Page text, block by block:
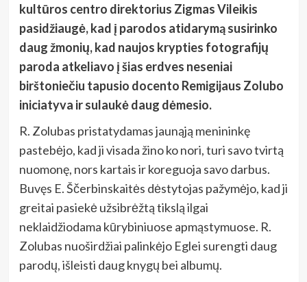
kultūros centro direktorius Zigmas Vileikis
pasidžiaugė, kad į parodos atidarymą susirinko
daug žmonių, kad naujos krypties fotografijų
paroda atkeliavo į šias erdves neseniai
birštoniečiu tapusio docento Remigijaus Zolubo
iniciatyva ir sulaukė daug dėmesio.
R. Zolubas pristatydamas jaunąją menininkę
pastebėjo, kad ji visada žino ko nori, turi savo tvirtą
nuomonę, nors kartais ir koreguoja savo darbus.
Buvęs E. Ščerbinskaitės dėstytojas pažymėjo, kad ji
greitai pasiekė užsibrėžtą tikslą ilgai
neklaidžiodama kūrybiniuose apmąstymuose. R.
Zolubas nuoširdžiai palinkėjo Eglei surengti daug
parodų, išleisti daug knygų bei albumų.